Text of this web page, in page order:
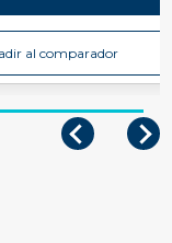
al comparador